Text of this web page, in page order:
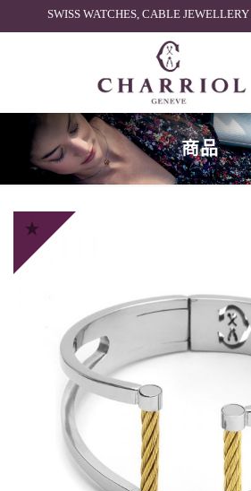
SWISS WATCHES, CABLE
商品